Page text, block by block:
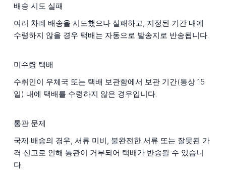
배송 시도 실패
여러 차례 배송을 시도했으나 실패하고, 지정된 기간 내에
수령하지 않을 경우 택배는 자동으로 발송지로 반송됩니다.
미수령 택배
수취인이 우체국 또는 택배 보관함에서 보관 기간(통상 15
일) 내에 택배를 수령하지 않은 경우입니다.
통관 문제
국제 배송의 경우, 서류 미비, 불완전한 서류 또는 잘못된 가
격 신고로 인해 통관이 거부되어 택배가 반송될 수 있습니
다.